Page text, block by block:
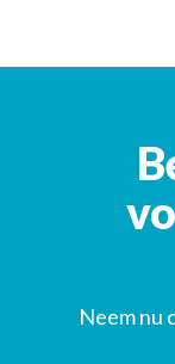
Neem nu